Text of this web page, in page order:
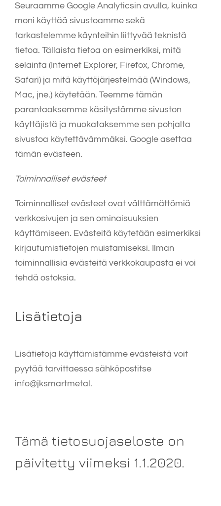
Seuraamme Google Analyticsin avulla, kuinka
moni käyttää sivustoamme sekä
tarkastelemme käynteihin liittyvää teknistä
tietoa. Tällaista tietoa on esimerkiksi, mitä
selainta (Internet Explorer, Firefox, Chrome,
Safari) ja mitä käyttöjärjestelmää (Windows,
Mac, jne.) käytetään. Teemme tämän
parantaaksemme käsitystämme sivuston
käyttäjistä ja muokataksemme sen pohjalta
sivustoa käytettävämmäksi. Google asettaa
tämän evästeen.
Toiminnalliset evästeet
Toiminnalliset evästeet ovat välttämättömiä
verkkosivujen ja sen ominaisuuksien
käyttämiseen. Evästeitä käytetään esimerkiksi
kirjautumistietojen muistamiseksi. Ilman
toiminnallisia evästeitä verkkokaupasta ei voi
tehdä ostoksia.
Lisätietoja
Lisätietoja käyttämistämme evästeistä voit
pyytää tarvittaessa sähköpostitse
info@jksmartmetal.
Tämä tietosuojaseloste on
päivitetty viimeksi 1.1.2020.